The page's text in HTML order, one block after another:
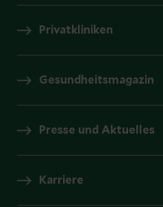
Privatkliniken
Gesundheitsmagazin
Presse und Aktuelles
Karriere